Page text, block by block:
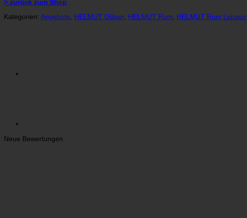
Rum
Liqueur
8
> zurück zum Shop
Kategorien: Angebote HELMUT Gläser, HELMUT Rum HELMUT Rum Liqueur
Neue Bewertungen